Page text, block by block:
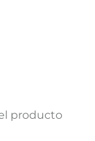
producto